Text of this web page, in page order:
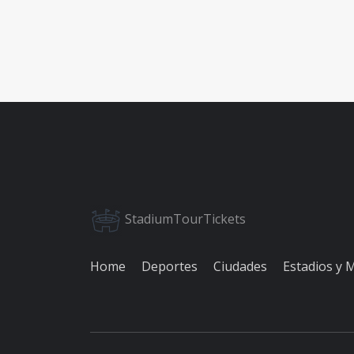
StadiumTourTickets
Home Deportes Ciudades Estadios y